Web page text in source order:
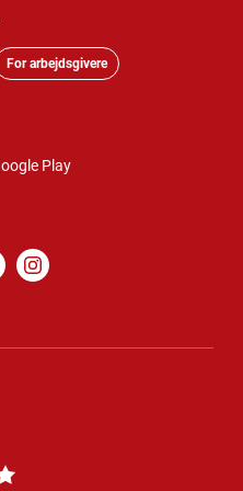
For arbejdsgivere